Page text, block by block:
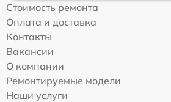
Стоимость ремонта
Оплата и доставка
Контакты
Вакансии
О компании
Ремонтируемые модели
Наши услуги